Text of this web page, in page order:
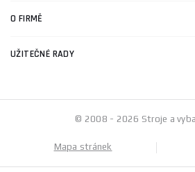
O FIRMĚ
UŽITEČNÉ RADY
© 2008 - 2026 Stroje a
Mapa stránek